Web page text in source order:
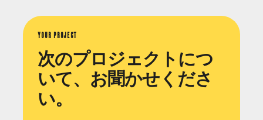
YOUR PROJECT
次のプロジェクトにつ
いて、お聞かせくださ
い。